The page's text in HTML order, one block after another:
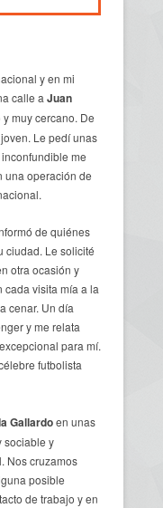
y en mi
calle a Juan
muy cercano. De
Le pedí unas
me
una operación de
de quiénes
ciudad. Le solicité
otra ocasión y
cada visita mía a la
cenar. Un día
y me relata
para mí.
futbolista
Gallardoen unas
sociable y
Nos cruzamos
posible
de trabajo y en